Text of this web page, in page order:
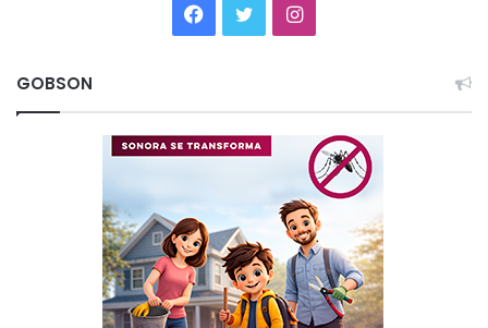
Facebook
TwitterInstagram
GOBSON